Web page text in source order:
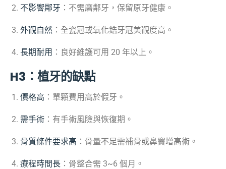
不影響鄰牙 ：不需磨鄰牙，保留原牙健康。
外觀自然 ：全瓷冠或氧化鋯牙冠美觀度高。
長期耐用 ：良好維護可用 20 年以上。
H3：植牙的缺點
價格高 ：單顆費用高於假牙。
需手術 ：有手術風險與恢復期。
骨質條件要求高 ：骨量不足需補骨或鼻竇增高術。
療程時間長 ：骨整合需 3~6 個月。